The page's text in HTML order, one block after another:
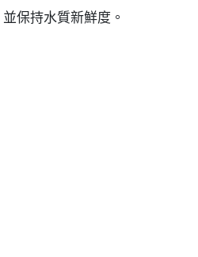
保持水質新鮮度。